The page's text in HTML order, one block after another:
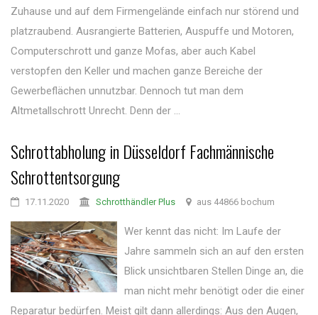
Zuhause und auf dem Firmengelände einfach nur störend und
platzraubend. Ausrangierte Batterien, Auspuffe und Motoren,
Computerschrott und ganze Mofas, aber auch Kabel
verstopfen den Keller und machen ganze Bereiche der
Gewerbeflächen unnutzbar. Dennoch tut man dem
Altmetallschrott Unrecht. Denn der ...
Schrottabholung in Düsseldorf Fachmännische
Schrottentsorgung
17.11.2020 Schrotthändler Plus aus 44866 bochum
Wer kennt das nicht: Im Laufe der
Jahre sammeln sich an auf den ersten
Blick unsichtbaren Stellen Dinge an, die
man nicht mehr benötigt oder die einer
Reparatur bedürfen. Meist gilt dann allerdings: Aus den Augen,